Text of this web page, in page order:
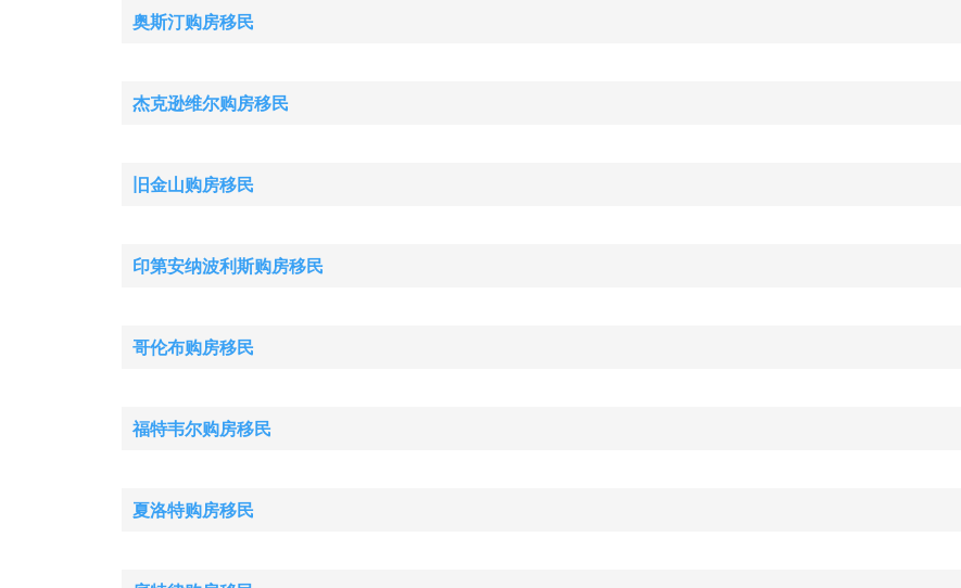
奥斯汀购房移民
杰克逊维尔购房移民
旧金山购房移民
印第安纳波利斯购房移民
哥伦布购房移民
福特韦尔购房移民
夏洛特购房移民